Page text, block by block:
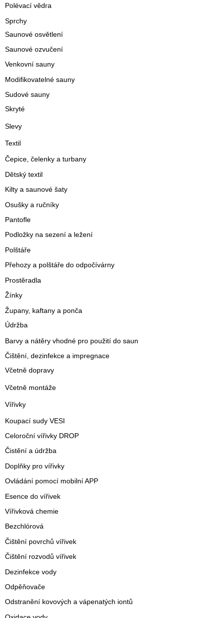
Polévací vědra
Sprchy
Saunové osvětlení
Saunové ozvučení
Venkovní sauny
Modifikovatelné sauny
Sudové sauny
Skryté
Slevy
Textil
Čepice, čelenky a turbany
Dětský textil
Kilty a saunové šaty
Osušky a ručníky
Pantofle
Podložky na sezení a ležení
Polštáře
Přehozy a polštáře do odpočívárny
Prostěradla
Žínky
Župany, kaftany a ponča
Údržba
Barvy a nátěry vhodné pro použití do saun
Čištění, dezinfekce a impregnace
Včetně dopravy
Včetně montáže
Vířivky
Koupací sudy VESI
Celoroční vířivky DROP
Čistění a údržba
Doplňky pro vířivky
Ovládání pomocí mobilní APP
Esence do vířivek
Vířivková chemie
Bezchlórová
Čištění povrchů vířivek
Čištění rozvodů vířivek
Dezinfekce vody
Odpěňovače
Odstranění kovových a vápenatých iontů